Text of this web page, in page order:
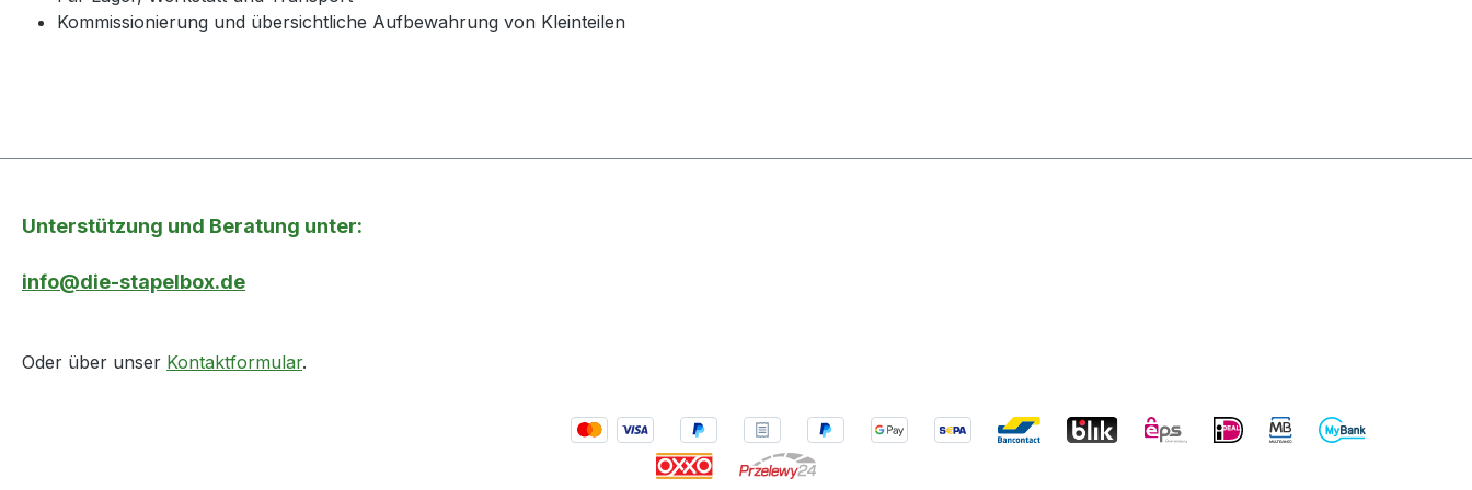
Kommissionierung und übersichtliche Aufbewahrung von Kleinteilen
Unterstützung und Beratung unter:
info@die-stapelbox.de
Oder über unser Kontaktformular.